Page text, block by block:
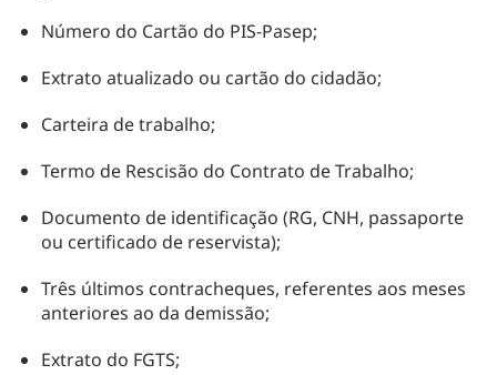
Número do Cartão do PIS-Pasep;
Extrato atualizado ou cartão do cidadão;
Carteira de trabalho;
Termo de Rescisão do Contrato de Trabalho;
Documento de identificação (RG, CNH, passaporte
ou certificado de reservista);
Três últimos contracheques, referentes aos meses
anteriores ao da demissão;
Extrato do FGTS;